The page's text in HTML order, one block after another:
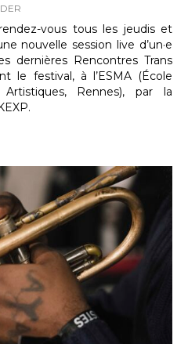
vous tous les jeudis et
nouvelle session live d’un·e
dernières Rencontres Trans
le festival, à l’ESMA (École
Rennes), par la